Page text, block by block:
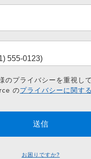
プライバシーを重視し
のプライバシーに関す
お困りですか?